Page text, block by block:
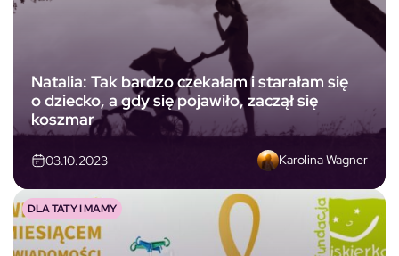
Natalia: Tak bardzo czekałam i starałam się
o dziecko, a gdy się pojawiło, zaczął się
koszmar
03.10.2023 Karolina Wagner
DLA TATY I MAMY